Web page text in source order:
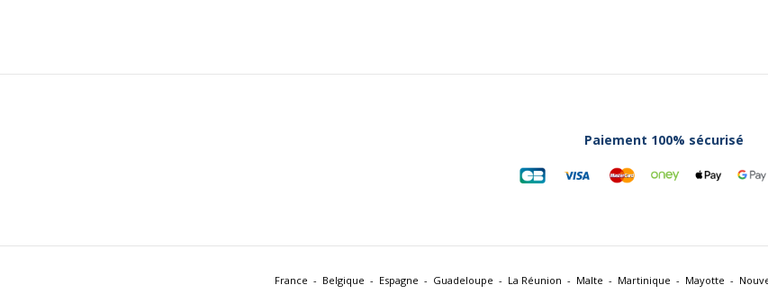
Paiement 100% sécurisé
France Belgique Espagne Guadeloupe La Réunion Malte Martinique Mayotte